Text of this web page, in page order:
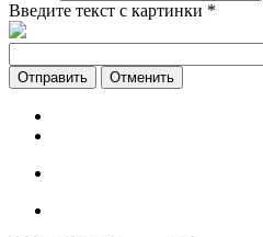
Введите текст с картинки *
Отменить